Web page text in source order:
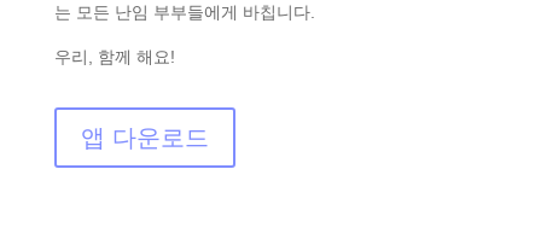
는 모든 난임 부부들에게 바칩니다.
우리, 함께 해요!
앱 다운로드